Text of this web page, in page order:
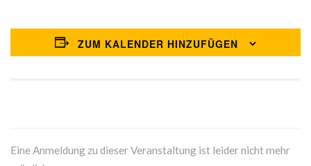
ZUM KALENDER HINZUFÜGEN
Eine Anmeldung zu dieser Veranstaltung ist leider nicht mehr